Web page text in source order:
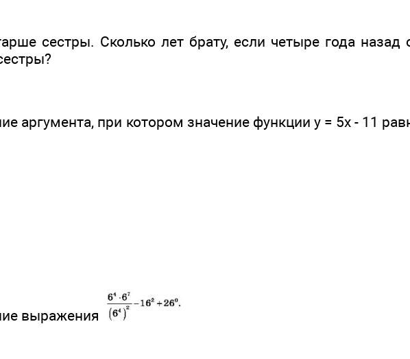
сестры. Сколько лет брату, если четыре года назад
аргумента, при котором значение функции у = 5х - 11
выражения